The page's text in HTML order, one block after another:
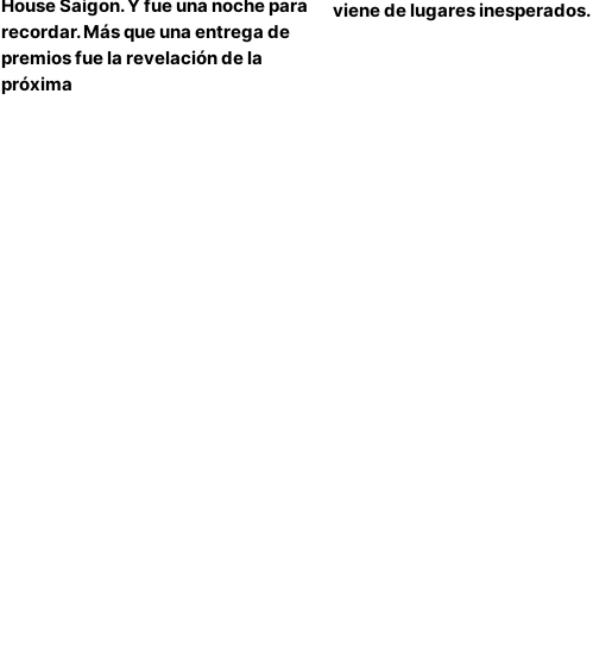
House Saigon. Y fue una noche para
recordar. Más que una entrega de
premios fue la revelación de la
próxima
viene de lugares inesperados.